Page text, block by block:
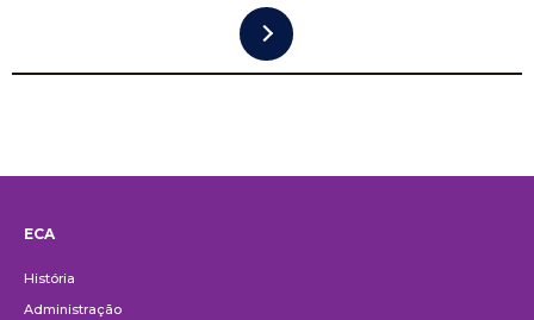
ECA
História
Administração